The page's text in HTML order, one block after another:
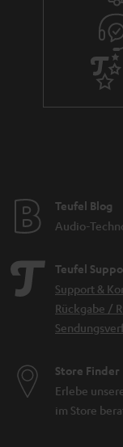
Teufel Blog
Audio-
Teufel
Support &
Rückgabe /
Store Finder
Erlebe
im Store